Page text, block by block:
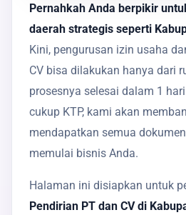
Pernahkah Anda berpikir
daerah strategis seperti
Kini, pengurusan izin usaha
CV bisa dilakukan hanya dari
prosesnya selesai dalam 1
cukup KTP, kami akan
mendapatkan semua
memulai bisnis Anda.
Halaman ini disiapkan untuk
Pendirian PT dan CV di